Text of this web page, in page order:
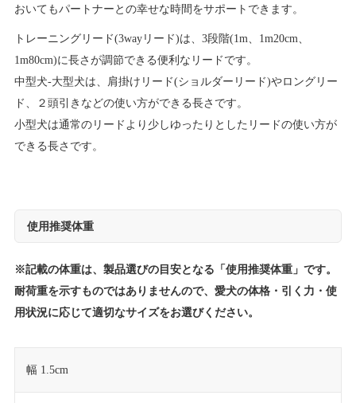
おいてもパートナーとの幸せな時間をサポートできます。
トレーニングリード(3wayリード)は、3段階(1m、1m20cm、
1m80cm)に長さが調節できる便利なリードです。
中型犬-大型犬は、肩掛けリード(ショルダーリード)やロングリー
ド、２頭引きなどの使い方ができる長さです。
小型犬は通常のリードより少しゆったりとしたリードの使い方が
できる長さです。
使用推奨体重
※記載の体重は、製品選びの目安となる「使用推奨体重」です。
耐荷重を示すものではありませんので、愛犬の体格・引く力・使
用状況に応じて適切なサイズをお選びください。
幅 1.5cm